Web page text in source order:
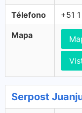
Télefono +51
Mapa
Serpost